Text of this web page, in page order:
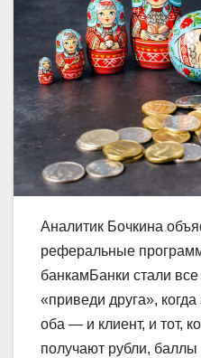
Аналитик Бочкина
реферальные
банкамБанки стали
«приведи друга»,
оба — и клиент, и тот,
получают рубли,